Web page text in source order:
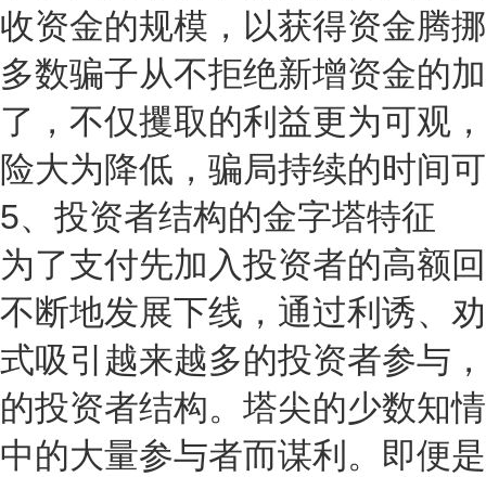
收资金的规模，以获得资金腾
多数骗子从不拒绝新增资金的
了，不仅攫取的利益更为可观
险大为降低，骗局持续的时间
5、投资者结构的金字塔特征
为了支付先加入投资者的高额
不断地发展下线，通过利诱、
式吸引越来越多的投资者参与
的投资者结构。塔尖的少数知
中的大量参与者而谋利。即便